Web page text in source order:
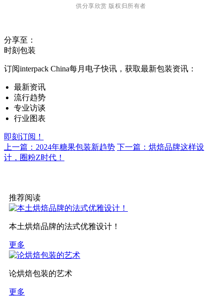
供分享欣赏 版权归所有者
分享至：
时刻包装
订阅interpack China每月电子快讯，获取最新包装资讯：
最新资讯
流行趋势
专业访谈
行业图表
即刻订阅！
上一篇：2024年糖果包装新趋势 下一篇：烘焙品牌这样设
计，圈粉Z时代！
推荐阅读
本土烘焙品牌的法式优雅设计！
更多
论烘焙包装的艺术
更多